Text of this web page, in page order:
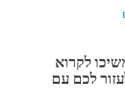
לקרוא
לכם עם